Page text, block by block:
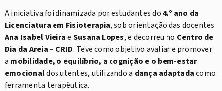
A iniciativa foi dinamizada por estudantes do4.º ano da
Licenciatura em Fisioterapia, sob orientação das docentes
Ana Isabel Vieirae Susana Lopes, e decorreu no Centro de
Dia da Areia – CRID. Teve como objetivo avaliar e promover
a mobilidade, o equilíbrio, a cognição e o bem-estar
emocionaldos utentes, utilizando a dança adaptadacomo
ferramenta terapêutica.